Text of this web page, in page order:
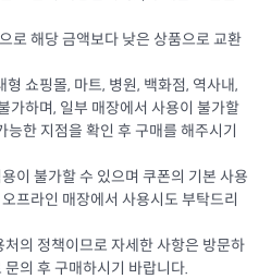
로 해당 금액보다 낮은 상품으로 교환
쇼핑몰, 마트, 병원, 백화점, 역사내,
가하며, 일부 매장에서 사용이 불가할
능한 지점을 확인 후 구매를 해주시기
이 불가할 수 있으며 쿠폰의 기본 사용
프라인 매장에서 사용시도 부탁드리
의 정책이므로 자세한 사항은 방문하
의 후 구매하시기 바랍니다.